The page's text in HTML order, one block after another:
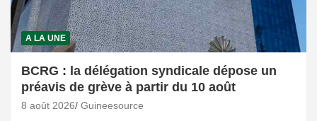
A LA UNE
BCRG : la délégation syndicale dépose un
préavis de grève à partir du 10 août
8 août 2026 Guineesource